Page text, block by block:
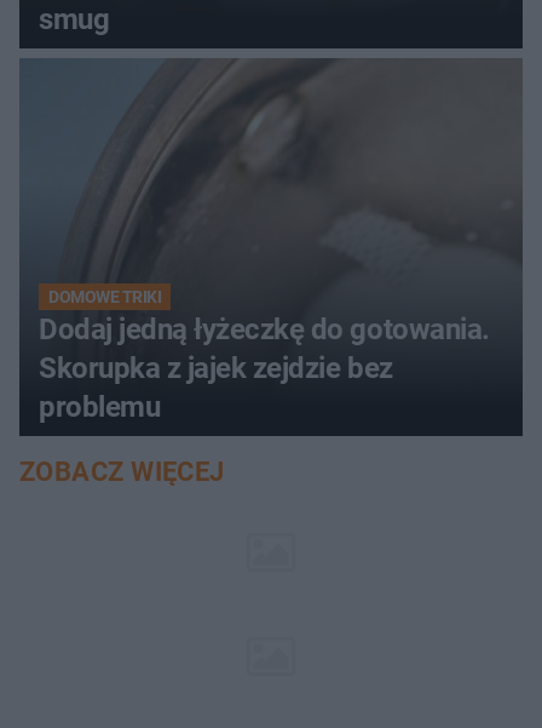
smug
DOMOWE TRIKI
Dodaj jedną łyżeczkę do gotowania.
Skorupka z jajek zejdzie bez
problemu
ZOBACZ WIĘCEJ